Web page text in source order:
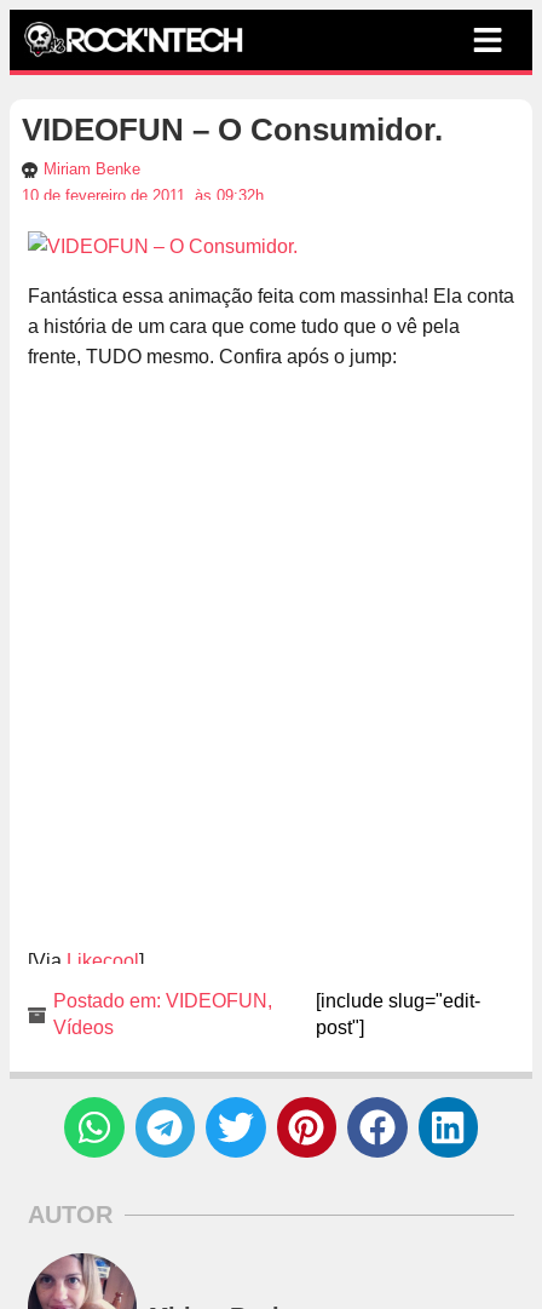
VIDEOFUN – O Consumidor.
Miriam Benke
10 de fevereiro de 2011, às 09:32h
Fantástica essa animação feita com massinha! Ela conta
a história de um cara que come tudo que o vê pela
frente, TUDO mesmo. Confira após o jump:
[Via Likecool]
Postado em: VIDEOFUN ,
Vídeos
[include slug="edit-
post"]
AUTOR